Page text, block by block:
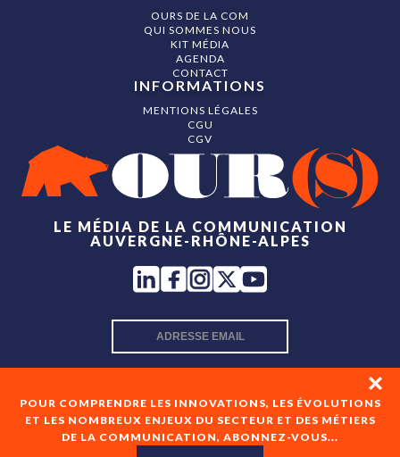
POUR COMPRENDRE LES INNOVATIONS, LES ÉVOLUTIONS
ET LES NOMBREUX ENJEUX DU SECTEUR ET DES MÉTIERS
DE LA COMMUNICATION, ABONNEZ-VOUS...
LE MÉDIA DE LA COMMUNICATION
AUVERGNE-RHÔNE-ALPES
En cochant cette case, je consens à recevoir les newsletters
OURS DE LA COM
QUI SOMMES NOUS
KIT MÉDIA
AGENDA
CONTACT
INFORMATIONS
MENTIONS LÉGALES
CGU
CGV